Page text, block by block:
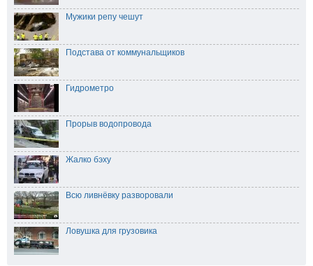
Мужики репу чешут
Подстава от коммунальщиков
Гидрометро
Прорыв водопровода
Жалко бэху
Всю ливнёвку разворовали
Ловушка для грузовика